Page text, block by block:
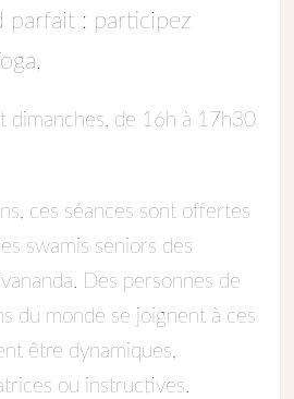
parfait : participez
dimanches, de 16h à 17h30
ces séances sont offertes
swamis seniors des
Des personnes de
du monde se joignent à ces
être dynamiques,
ou instructives.